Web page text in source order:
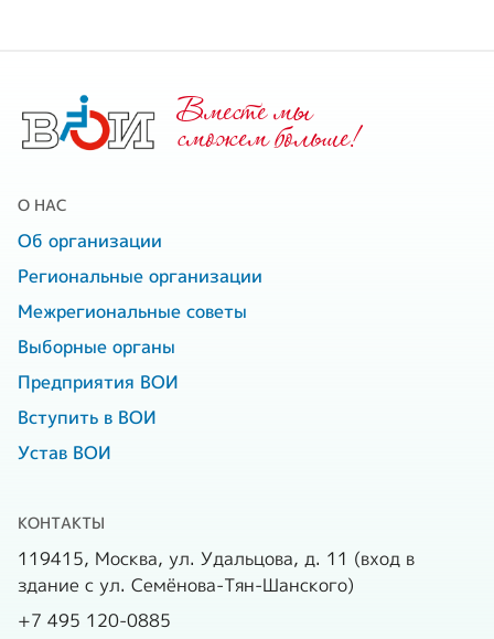
Вместе мы
cможем больше!
О НАС
Об организации
Региональные организации
Межрегиональные советы
Выборные органы
Предприятия ВОИ
Вступить в ВОИ
Устав ВОИ
КОНТАКТЫ
119415, Москва, ул. Удальцова, д. 11 (вход в
здание с ул. Семёнова-Тян-Шанского)
+7 495 120-0885